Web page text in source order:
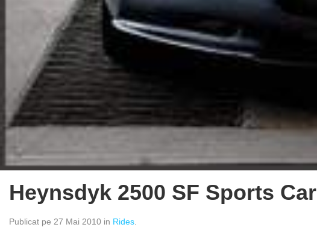
Heynsdyk 2500 SF Sports Car
Publicat pe 27 Mai 2010 in Rides